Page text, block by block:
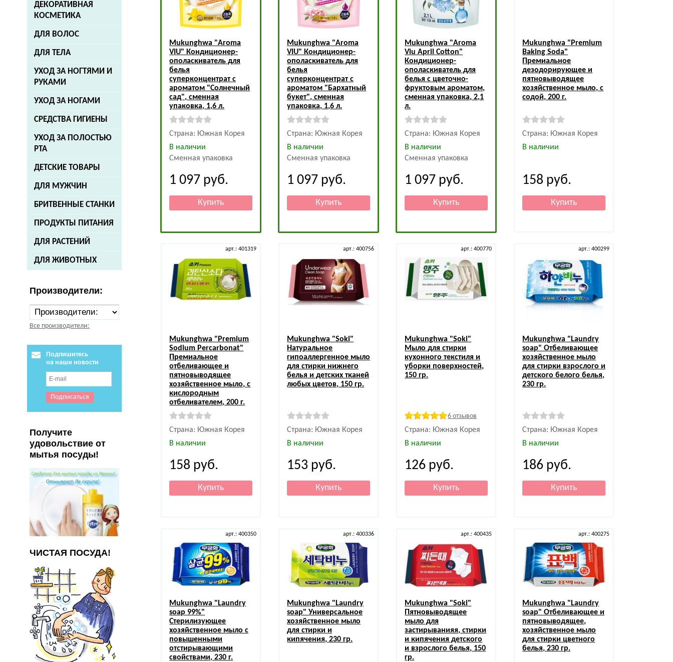
ДЕКОРАТИВНАЯ
КОСМЕТИКА
ДЛЯ ВОЛОС
ДЛЯ ТЕЛА
УХОД ЗА НОГТЯМИ И
РУКАМИ
УХОД ЗА НОГАМИ
СРЕДСТВА ГИГИЕНЫ
УХОД ЗА ПОЛОСТЬЮ
РТА
ДЕТСКИЕ ТОВАРЫ
ДЛЯ МУЖЧИН
БРИТВЕННЫЕ СТАНКИ
ПРОДУКТЫ ПИТАНИЯ
ДЛЯ РАСТЕНИЙ
ДЛЯ ЖИВОТНЫХ
Производители:
Все производители:
Подпишитесь
на наши новости
Получите
удовольствие от
мытья посуды!
ЧИСТАЯ ПОСУДА!
Mukunghwa "Aroma
VIU" Кондиционер-
ополаскиватель для
белья
суперконцентрат с
ароматом "Солнечный
сад", сменная
упаковка, 1,6 л.
Страна: Южная Корея
В наличии
Сменная упаковка
1 097 руб.
Mukunghwa "Aroma
VIU" Кондиционер-
ополаскиватель для
белья
суперконцентрат с
ароматом "Бархатный
букет", сменная
упаковка, 1,6 л.
Страна: Южная Корея
В наличии
Сменная упаковка
1 097 руб.
Mukunghwa "Aroma
Viu April Cotton"
Кондиционер-
ополаскиватель для
белья с цветочно-
фруктовым ароматом,
сменная упаковка, 2,1
л.
Страна: Южная Корея
В наличии
Сменная упаковка
1 097 руб.
Mukunghwa "Premium
Baking Soda"
Премиальное
дезодорирующее и
пятновыводящее
хозяйственное мыло, с
содой, 200 г.
Страна: Южная Корея
В наличии
158 руб.
арт.: 401319
Mukunghwa "Premium
Sodium Percarbonat"
Премиальное
отбеливающее и
пятновыводящее
хозяйственное мыло, с
кислородным
отбеливателем, 200 г.
Страна: Южная Корея
В наличии
158 руб.
арт.: 400756
Mukunghwa "Soki"
Натуральное
гипоаллергенное мыло
для стирки нижнего
белья и детских тканей
любых цветов, 150 гр.
Страна: Южная Корея
В наличии
153 руб.
арт.: 400770
Mukunghwa "Soki"
Мыло для стирки
кухонного текстиля и
уборки поверхностей,
150 гр.
6 отзывов
Страна: Южная Корея
В наличии
126 руб.
арт.: 400299
Mukunghwa "Laundry
soap" Отбеливающее
хозяйственное мыло
для стирки взрослого и
детского белого белья,
230 гр.
Страна: Южная Корея
В наличии
186 руб.
арт.: 400350
Mukunghwa "Laundry
soap 99%"
Стерилизующее
хозяйственное мыло с
повышенными
отстирывающими
свойствами, 230 г.
арт.: 400336
Mukunghwa "Laundry
soap" Универсальное
хозяйственное мыло
для стирки и
кипячения, 230 гр.
арт.: 400435
Mukunghwa "Soki"
Пятновыводящее
мыло для
застирыванияя, стирки
и кипячения детского
и взрослого белья, 150
гр.
арт.: 400275
Mukunghwa "Laundry
soap" Отбеливающее и
пятновыводящее,
хозяйственное мыло
для стирки цветного
белья, 230 гр.